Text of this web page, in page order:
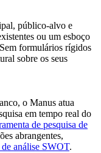
público-alvo e
ou um esboço
formulários rígidos
sobre os seus
o Manus atua
em tempo real do
de pesquisa de
abrangentes,
de análise SWOT.